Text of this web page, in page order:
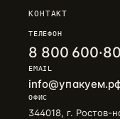
КОНТАКТ
ТЕЛЕФОН
8 800
EMAIL
ОФИС
344018, г. Ростов-